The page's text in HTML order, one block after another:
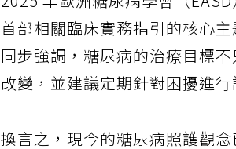
2025 年歐洲糖尿病學會（
首部相關臨床實務指引的核心
同步強調，糖尿病的治療目標
改變，並建議定期針對困擾進行